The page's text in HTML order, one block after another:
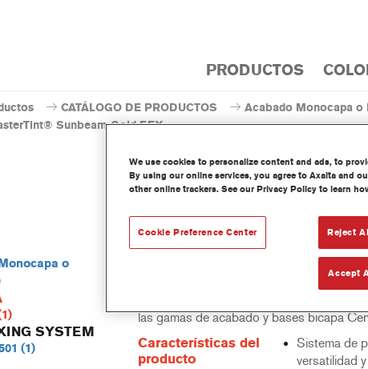
PRODUCTOS
CATÁLOGO DE PRODUCTOS
Acabado Monocapa o
Sunbeam Gold EFX
o
SYSTEM
(1)
AM765
las gamas de acabado y bases bicapa
Características del
producto
Sistema de
versatilidad
We use cookies to personalize content and ads, to
By using our online services, you agree to Axalta and
other online trackers. See our Privacy Policy to learn
Reject
Accept
Cookie Preference Center